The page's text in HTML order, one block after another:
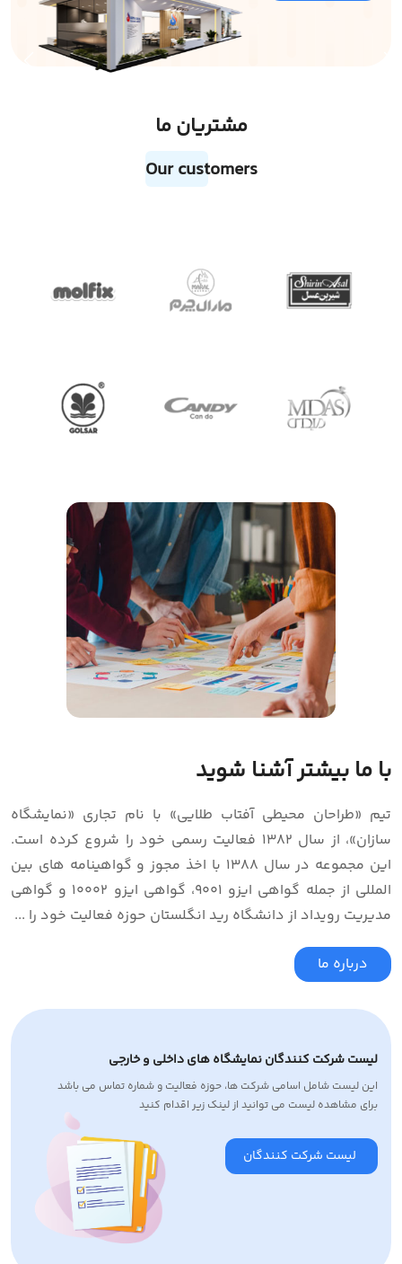
مشتریان ما
Our customers
با ما بیشتر آشنا شوید
تیم «طراحان محیطی آفتاب طلایی» با نام تجاری «نمایشگاه
سازان»، از سال 1382 فعالیت رسمی خود را شروع کرده است.
این مجموعه در سال 1388 با اخذ مجوز و گواهینامه های بین
المللی از جمله گواهی ایزو 9001، گواهی ایزو 10002 و گواهی
مدیریت رویداد از دانشگاه رید انگلستان حوزه فعالیت خود را ...
درباره ما
لیست شرکت کنندگان نمایشگاه های داخلی و خارجی
این لیست شامل اسامی شرکت ها، حوزه فعالیت و شماره تماس می باشد
برای مشاهده لیست می توانید از لینک زیر اقدام کنید
لیست شرکت کنندگان